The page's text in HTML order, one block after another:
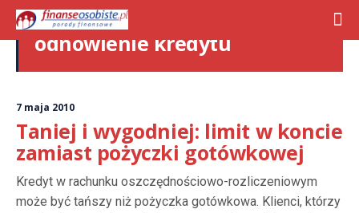
odnowienie kredytu
7 maja 2010
Taniej i wygodniej: limit w koncie
zamiast pożyczki gotówkowej
Kredyt w rachunku oszczędnościowo-rozliczeniowym
może być tańszy niż pożyczka gotówkowa. Klienci, którzy